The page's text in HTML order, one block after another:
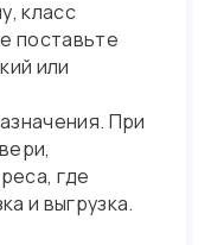
класс
поставьте
или
При
где
и выгрузка.